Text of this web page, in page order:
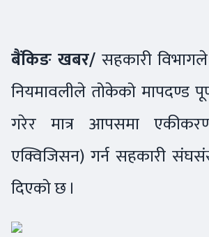
बैंकिङ खबर/ सहकारी
नियमावलीले तोकेको मापदण्ड
गरेर मात्र आपसमा
एक्विजिसन) गर्न सहकारी
दिएको छ ।